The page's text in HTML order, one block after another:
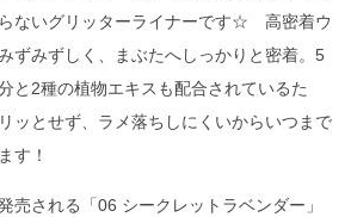
ないグリッターライナーです☆ 高密着ウ
ずみずしく、まぶたへしっかりと密着。5
と2種の植物エキスも配合されているた
ッとせず、ラメ落ちしにくいからいつまで
す！
売される「06 シークレットラベンダー」